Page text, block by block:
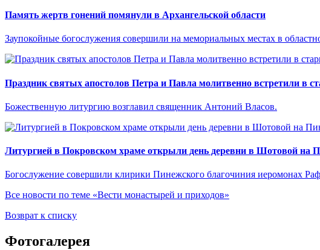
Память жертв гонений помянули в Архангельской области
Заупокойные богослужения совершили на мемориальных местах в
Праздник святых апостолов Петра и Павла молитвенно встретили в
Божественную литургию возглавил священник Антоний Власов.
Литургией в Покровском храме открыли день деревни в Шотовой на
Богослужение совершили клирики Пинежского благочиния иеромонах
Все новости по теме «Вести монастырей и приходов»
Возврат к списку
Фотогалерея